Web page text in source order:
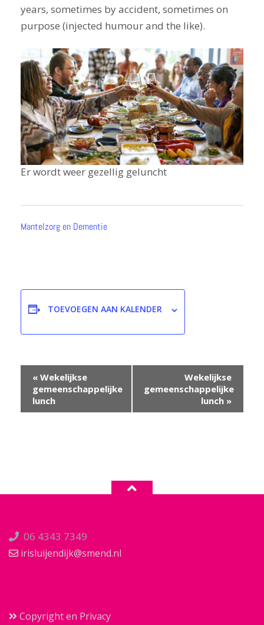
years, sometimes by accident, sometimes on
purpose (injected humour and the like).
Er wordt weer gezellig geluncht
Mantelzorg en Dementie
TOEVOEGEN AAN KALENDER
Evenement
Navigatie
« Wekelijkse
gemeenschappelijke
lunch
Wekelijkse
gemeenschappelijke
lunch »
06 4343 7349
irisluijendijk@smend.nl
Copyright en Privacy